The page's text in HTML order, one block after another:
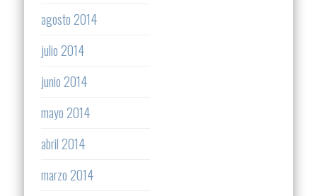
agosto 2014
julio 2014
junio 2014
mayo 2014
abril 2014
marzo 2014